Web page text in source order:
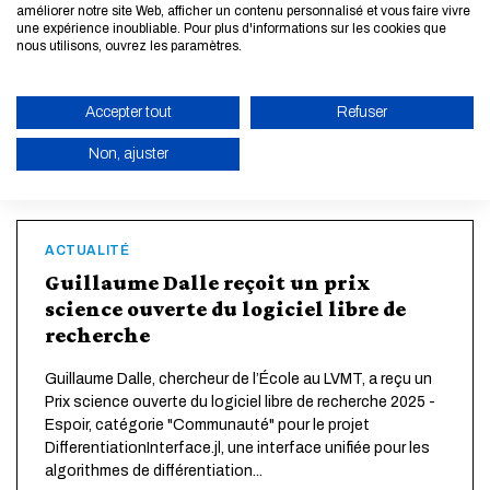
Le Classement 2025 ChangeNOW/Les Échos vient de
paraître : l'École nationale des ponts et chaussées se
classement Nos cursus reposent sur l...
LIRE LA SUITE
ACTUALITÉ
Guillaume Dalle reçoit un prix
science ouverte du logiciel libre de
recherche
Guillaume Dalle, chercheur de l’École au LVMT, a reçu un
Prix science ouverte du logiciel libre de recherche 2025 -
Espoir, catégorie "Communauté" pour le projet
DifferentiationInterface.jl, une interface unifiée pour les
algorithmes de différentiation...
améliorer notre site Web, afficher un contenu personnalisé et vous faire vivre
une expérience inoubliable. Pour plus d'informations sur les cookies que
nous utilisons, ouvrez les paramètres.
Accepter tout Refuser
Non, ajuster